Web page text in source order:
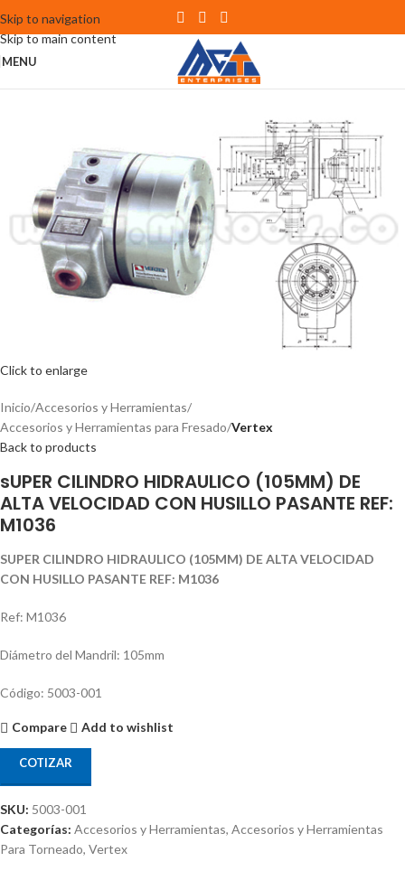
Skip to navigation
Skip to main content
MENU
Click to enlarge
Inicio Accesorios y Herramientas
Accesorios y Herramientas para Fresado Vertex
Back to products
sUPER CILINDRO HIDRAULICO (105MM) DE
ALTA VELOCIDAD CON HUSILLO PASANTE REF:
M1036
SUPER CILINDRO HIDRAULICO (105MM) DE ALTA VELOCIDAD
CON HUSILLO PASANTE REF: M1036
Ref: M1036
Diámetro del Mandril: 105mm
Código: 5003-001
Compare Add to wishlist
COTIZAR
SKU: 5003-001
Categorías: Accesorios y Herramientas, Accesorios y Herramientas
Para Torneado, Vertex